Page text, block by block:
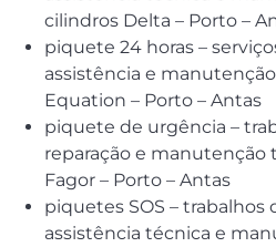
cilindros Delta – Porto –
piquete 24 horas –
assistência e
Equation – Porto – Antas
piquete de urgência –
reparação e manutenção
Fagor – Porto – Antas
piquetes SOS –
assistência técnica e